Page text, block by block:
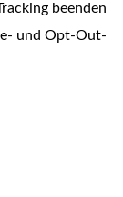
beenden
und Opt-Out-